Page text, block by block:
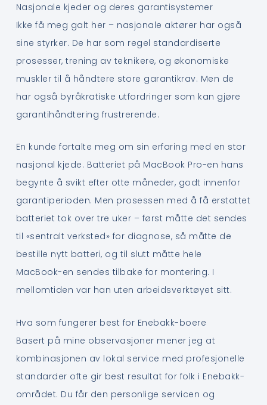
Nasjonale kjeder og deres garantisystemer
Ikke få meg galt her – nasjonale aktører har også
sine styrker. De har som regel standardiserte
prosesser, trening av teknikere, og økonomiske
muskler til å håndtere store garantikrav. Men de
har også byråkratiske utfordringer som kan gjøre
garantihåndtering frustrerende.
En kunde fortalte meg om sin erfaring med en stor
nasjonal kjede. Batteriet på MacBook Pro-en hans
begynte å svikt efter otte måneder, godt innenfor
garantiperioden. Men prosessen med å få erstattet
batteriet tok over tre uker – først måtte det sendes
til «sentralt verksted» for diagnose, så måtte de
bestille nytt batteri, og til slutt måtte hele
MacBook-en sendes tilbake for montering. I
mellomtiden var han uten arbeidsverktøyet sitt.
Hva som fungerer best for Enebakk-boere
Basert på mine observasjoner mener jeg at
kombinasjonen av lokal service med profesjonelle
standarder ofte gir best resultat for folk i Enebakk-
området. Du får den personlige servicen og